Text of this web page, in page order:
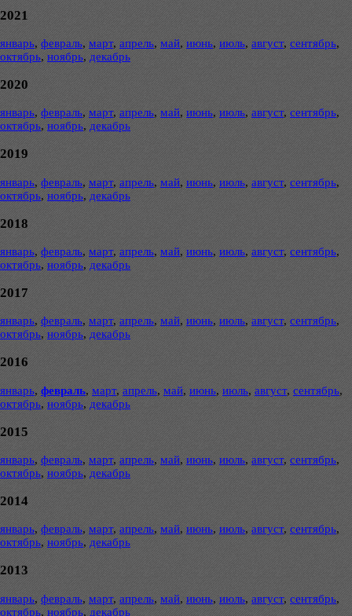
2021
январь, февраль, март, апрель, май, июнь, июль, август, сентябрь,
октябрь, ноябрь, декабрь
2020
январь, февраль, март, апрель, май, июнь, июль, август, сентябрь,
октябрь, ноябрь, декабрь
2019
январь, февраль, март, апрель, май, июнь, июль, август, сентябрь,
октябрь, ноябрь, декабрь
2018
январь, февраль, март, апрель, май, июнь, июль, август, сентябрь,
октябрь, ноябрь, декабрь
2017
январь, февраль, март, апрель, май, июнь, июль, август, сентябрь,
октябрь, ноябрь, декабрь
2016
январь, февраль, март, апрель, май, июнь, июль, август, сентябрь,
октябрь, ноябрь, декабрь
2015
январь, февраль, март, апрель, май, июнь, июль, август, сентябрь,
октябрь, ноябрь, декабрь
2014
январь, февраль, март, апрель, май, июнь, июль, август, сентябрь,
октябрь, ноябрь, декабрь
2013
январь, февраль, март, апрель, май, июнь, июль, август, сентябрь,
октябрь, ноябрь, декабрь